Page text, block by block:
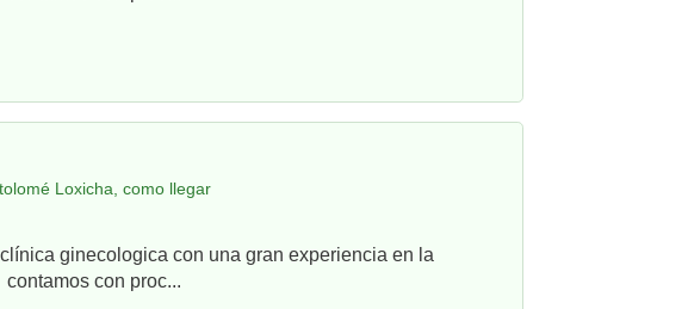
Loxicha, como llegar
ginecologica con una gran experiencia en la
con proc...